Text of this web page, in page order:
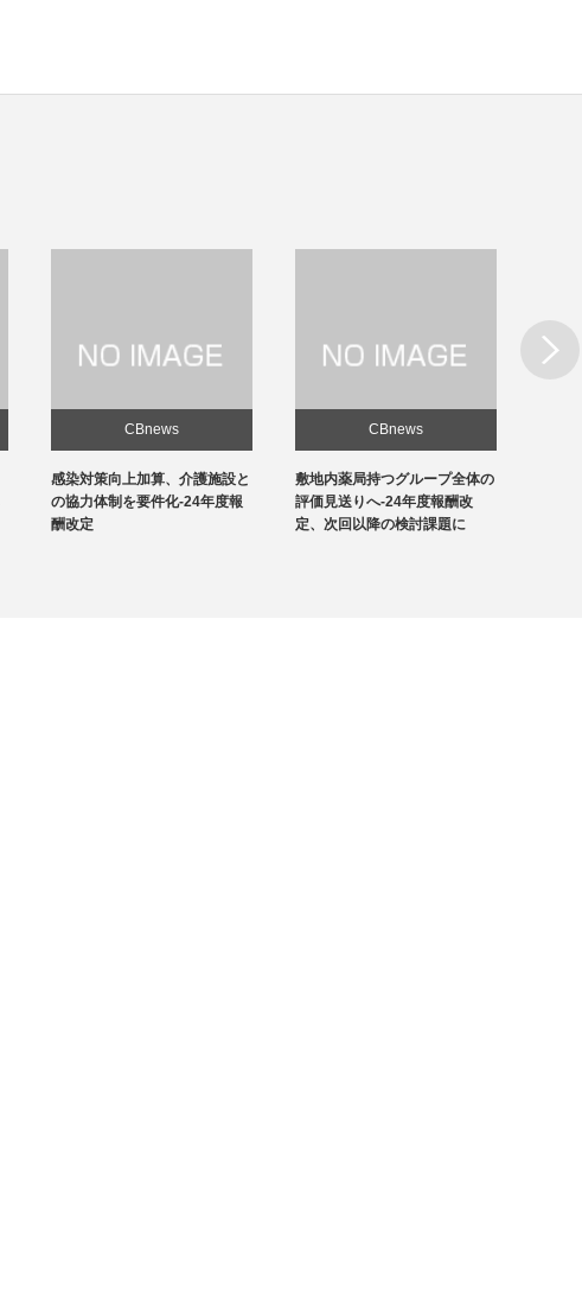
CBnews
敷地内薬局持つグループ全体の
評価見送りへ-24年度報酬改
定、次回以降の検討課題に
CBnews
急性期1の在院日数、支払側
「14日以内」主張-診療側「分
化の前につぶれる」、公益裁定
Next